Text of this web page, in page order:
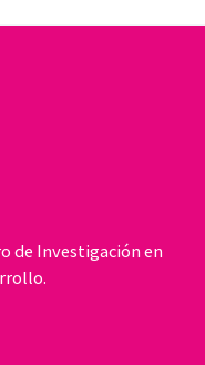
de Investigación en